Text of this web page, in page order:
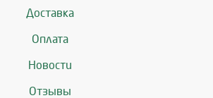
Доставка
Оплата
Новости
Отзывы